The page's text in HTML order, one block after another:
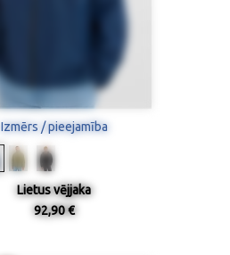
Izmērs / pieejamība
Lietus vējjaka
92,90 €